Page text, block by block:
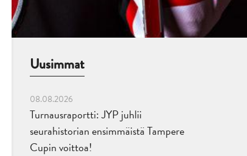
Uusimmat
08.08.2026
Turnausraportti: JYP juhlii
seurahistorian ensimmäistä Tampere
Cupin voittoa!